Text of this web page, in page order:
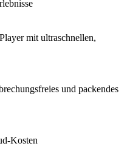
mit ultraschnellen,
und packendes
Kosten